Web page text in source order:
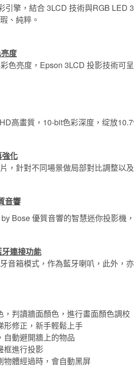
引擎，結合 3LCD 技術與RGB
、純粹。
度
色亮度，Epson 3LCD 投影技術可
高畫質，10-bit色彩深度，绽放
化
，針對不同場景做局部對比調整以
音響
Bose 優質音響的智慧迷你投影機
連接功能
音箱模式，作為藍牙喇叭，此外，
，判讀牆面顏色，進行畫面顏色調校
形修正，新手輕鬆上手
自動避開牆上的物品
框進行投影
物體經過時，會自動黑屏